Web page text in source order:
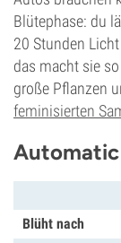
Blütephase: du
20 Stunden
das macht sie
große Pflanzen
feminisierten
Automatic
Blüht nach